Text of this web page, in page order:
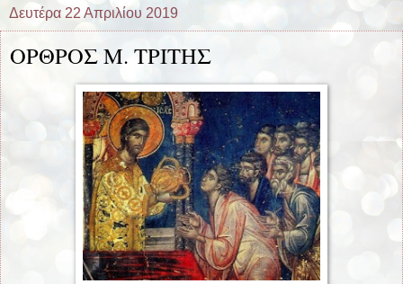
Δευτέρα 22 Απριλίου 2019
ΟΡΘΡΟΣ Μ. ΤΡΙΤΗΣ